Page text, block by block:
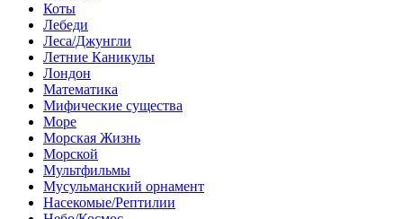
Коты
Лебеди
Леса/Джунгли
Летние Каникулы
Лондон
Математика
Мифические существа
Море
Морская Жизнь
Морской
Мультфильмы
Мусульманский орнамент
Насекомые/Рептилии